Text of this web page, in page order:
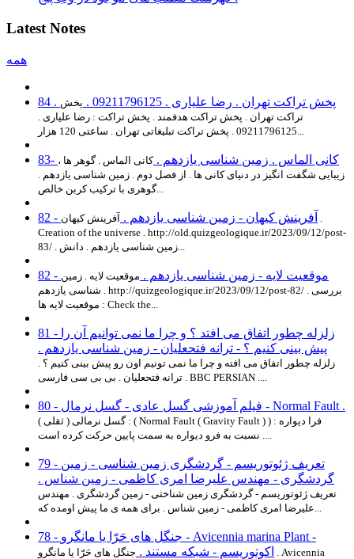
Latest Notes
همه
84 . پخش تراکت تهران . رضا علیاری . 09211796125 .
پخش
تراکت تهران . پخش تراکت هدفمند . پخش تراکت : رضا علیاری .
83- کانی الماس . زمین شناسی یازدهم .کانی الماس . گوهر ها ،
زیبایی شگفت انگیز در دنیای کانی ها . از فصل دوم . زمین شناسی یازدهم .
گوهری با ترکیب کربن خالص...
82 - آفرینش کیهان - زمین شناسی یازدهم . آفرینش کیهان .
Creation of the universe . http://old.quizgeologique.ir/2023/09/12/post-
82 - موقعیت لایه - زمین شناسی یازدهم . موقعیت لایه . زمین
شناسی یازدهم . http://quizgeologique.ir/2023/09/12/post-82/ . بررسی
موقعیت لایه ها : Check the...
81 - زلزله چطور اتفاق می افتد ؟ و چرا ما نمی توانیم آن را
پیش بینی کنیم ؟ - ترانه فتحعلیان - زمین شناسی یازدهم .
زلزله چطور اتفاق می افته و چرا ما نمی تونیم اون رو پیش بینی کنیم ؟ .
ترانه فتحعلیان . بی بی سی فارسی . BBC PERSIAN ....
80 - فیلم آموزشی گسل عادی - گسل نرمال - Normal Fault .
گسل نرمالی ( ثقلی ) : ( Normal Fault ( Gravity Fault ) ) : فرا دیواره
79 - تعریف ژئوتوریسم - گردشگری زمین شناسی - زمین
گردشگری - مهندس علیرضا امری کاظمی - زمین شناس .
تعریف ژئوتوریسم - گردشگری زمین شناختی - زمین گردشگری . مهندس
78 - جنگل های حَرّا یا مانگرو - Avicennia marina Plant -
اکوتوریسم - شبکه مستند . جنگل های حَرّا یا مانگرو . Avicennia